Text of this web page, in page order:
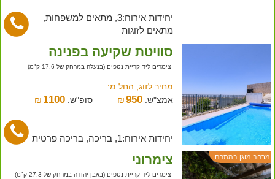
יחידות אירוח:3, מתאים למשפחות,
מתאים לזוגות
סוויטת שקיעה בפנינה
צימרים ליד קריית נטפים (בנעלה במרחק של 17.6 ק"מ)
מחיר לזוג, החל מ:
אמצ"ש:
₪950 סופ"ש: ₪ 1100
יחידות אירוח:1, בריכה, בריכה פרטית
מרחב מוגן במתחם צימרוני
צימרים ליד קריית נטפים (באבן יהודה במרחק של 27.3 ק"מ)